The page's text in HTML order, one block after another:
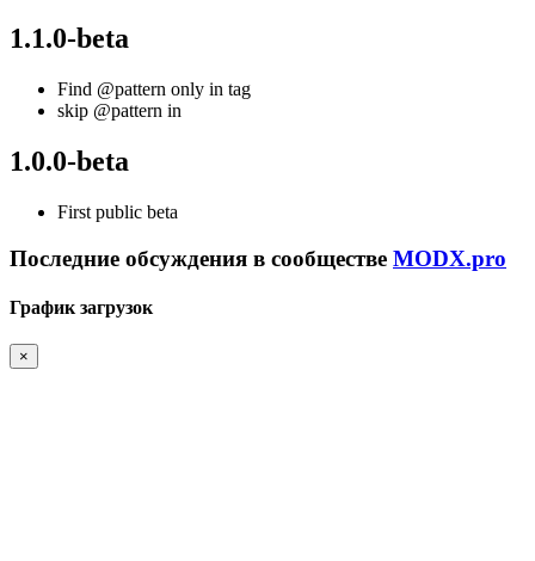
1.1.0-beta
Find @pattern only in tag
skip @pattern in
1.0.0-beta
First public beta
Последние обсуждения в сообществе MODX.pro
График загрузок
×